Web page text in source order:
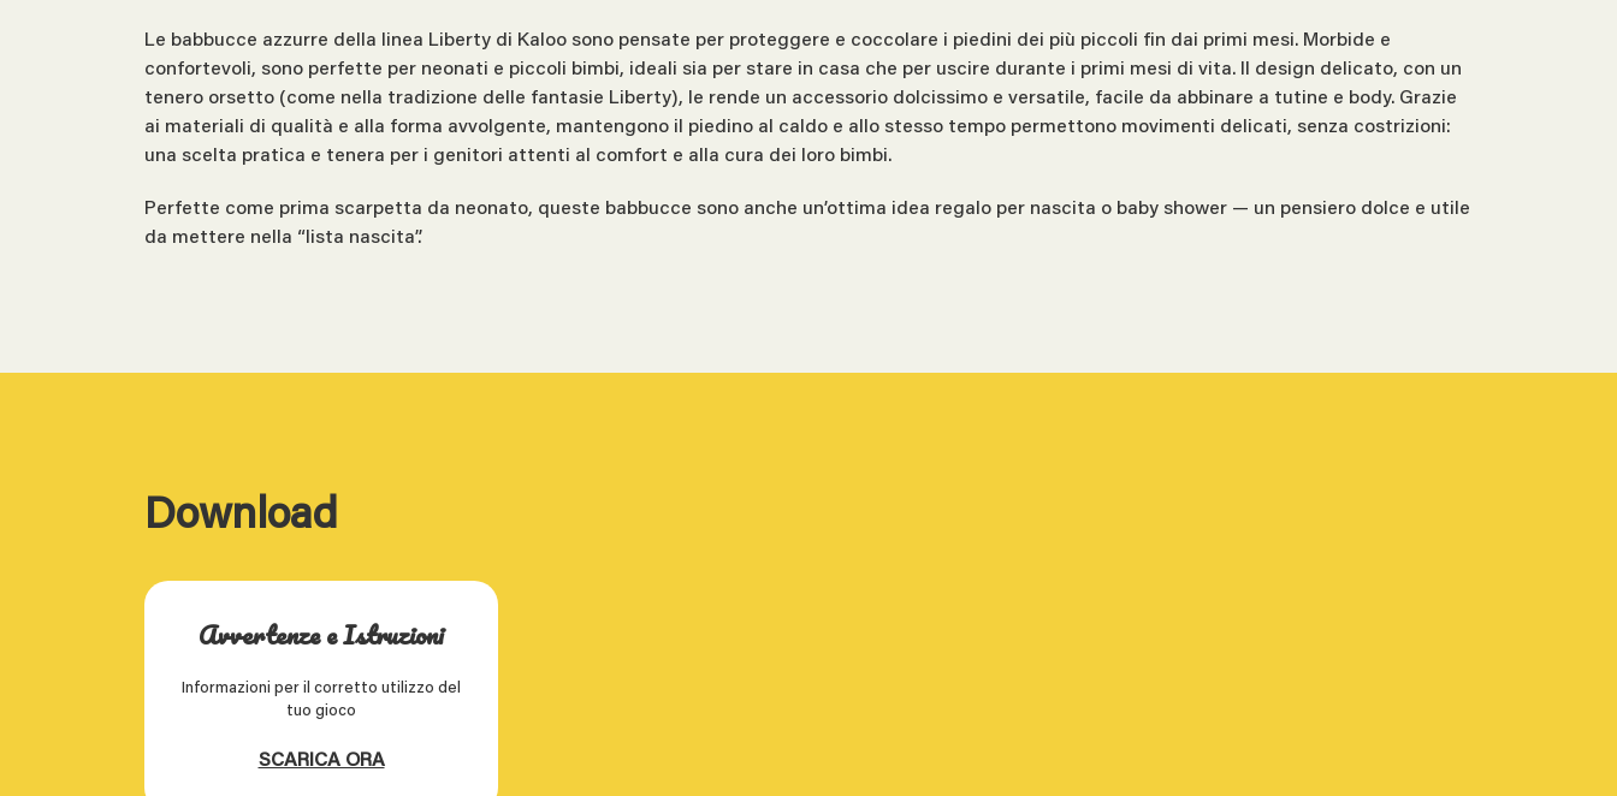
Le babbucce azzurre della linea Liberty di Kaloo sono pensate per proteggere e coccolare i piedini dei più piccoli fin dai primi mesi. Morbide e
confortevoli, sono perfette per neonati e piccoli bimbi, ideali sia per stare in casa che per uscire durante i primi mesi di vita. Il design delicato, con un
tenero orsetto (come nella tradizione delle fantasie Liberty), le rende un accessorio dolcissimo e versatile, facile da abbinare a tutine e body. Grazie
ai materiali di qualità e alla forma avvolgente, mantengono il piedino al caldo e allo stesso tempo permettono movimenti delicati, senza costrizioni:
una scelta pratica e tenera per i genitori attenti al comfort e alla cura dei loro bimbi.
Perfette come prima scarpetta da neonato, queste babbucce sono anche un’ottima idea regalo per nascita o baby shower — un pensiero dolce e utile
da mettere nella “lista nascita”.
Download
Avvertenze e Istruzioni
Informazioni per il corretto utilizzo del
tuo gioco
SCARICA ORA